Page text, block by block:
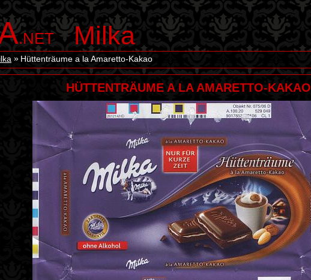
.NET Milka
Hüttenträume a la Amaretto-Kakao
HÜTTENTRÄUME A LA AMARETTO-KAKAO